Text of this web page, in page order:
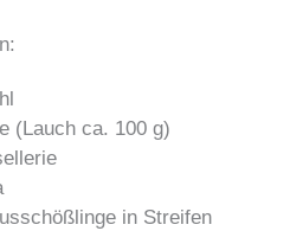
(Lauch ca. 100 g)
in Streifen